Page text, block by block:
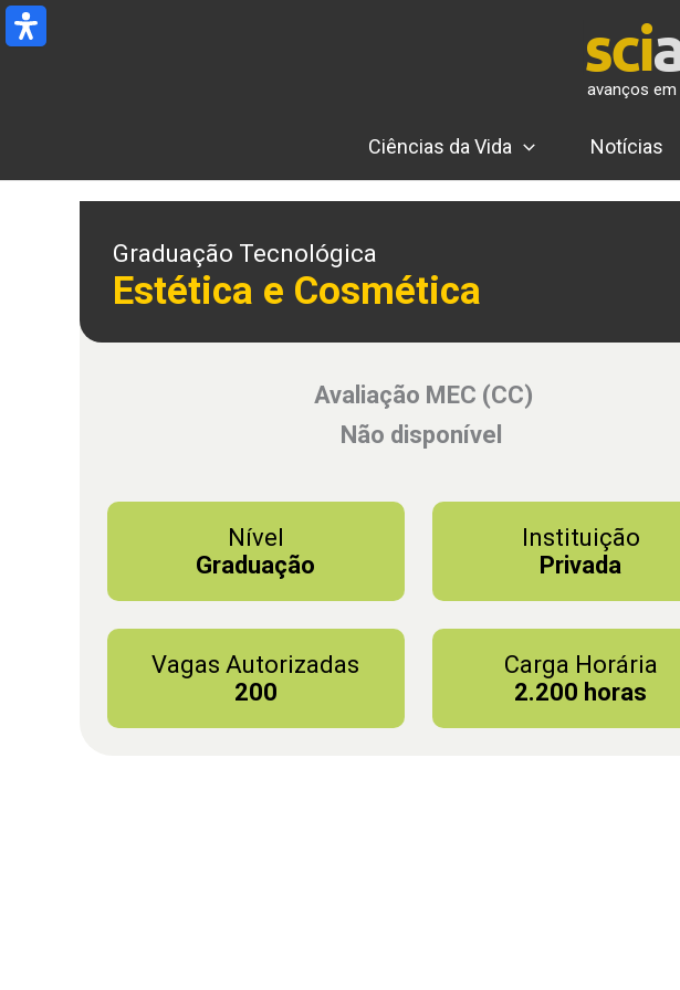
Ir
para
avanços em
Ciências da Vida Notícias
Graduação Tecnológica
Estética e Cosmética
Avaliação MEC (CC)
Não disponível
Nível
Graduação
Instituição
Privada
Vagas Autorizadas
200
Carga Horária
2.200 horas